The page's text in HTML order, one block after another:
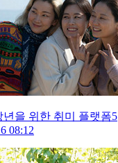
을 위한 취미 플랫폼5
08:12